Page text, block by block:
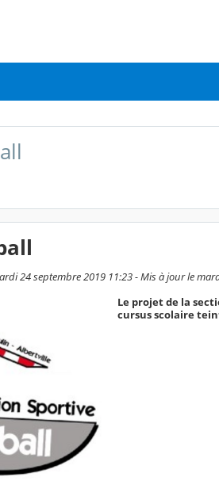
24 septembre 2019 11:23 - Mis à jour le
Le projet de la
cursus scolaire